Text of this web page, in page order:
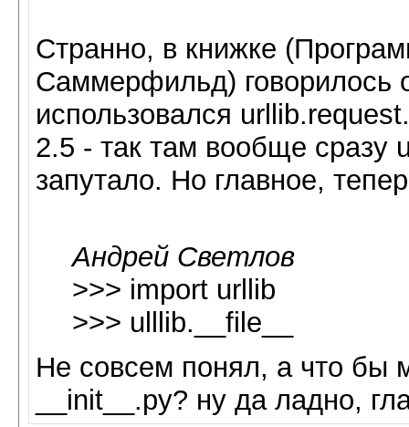
Странно, в книжке
Саммерфильд) говорилось
использовался
2.5 - так там вообще сразу
запутало. Но главное,
Андрей Светлов
>>> import urllib
>>> ulllib.__file__
Не совсем понял, а что бы
__init__.py? ну да ладно,